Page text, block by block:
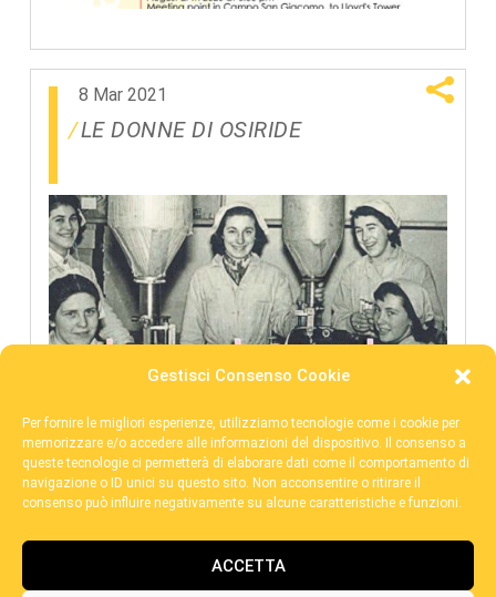
Gestisci Consenso Cookie
Per fornire le migliori esperienze, utilizziamo tecnologie come i cookie per
memorizzare e/o accedere alle informazioni del dispositivo. Il consenso a
queste tecnologie ci permetterà di elaborare dati come il comportamento di
navigazione o ID unici su questo sito. Non acconsentire o ritirare il
consenso può influire negativamente su alcune caratteristiche e funzioni.
ACCETTA
8 Mar 2021
LE DONNE DI OSIRIDE